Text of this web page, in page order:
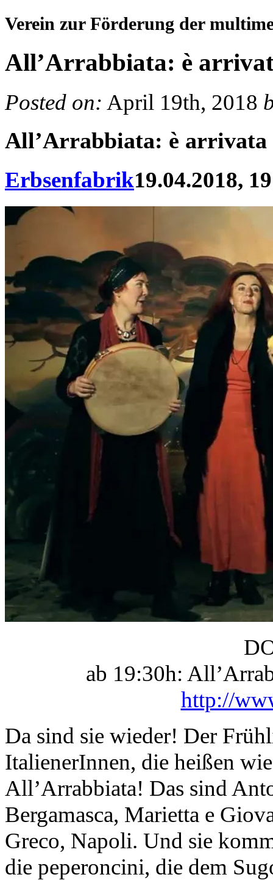
Verein zur Förderung der
All’Arrabbiata: è
Posted on: April 19th, 2018
All’Arrabbiata: è
Erbsenfabrik19.04.2018,
ab 19:30h:
http://
Da sind sie wieder! Der
ItalienerInnen, die heißen
All’Arrabbiata! Das sind
Bergamasca, Marietta e
Greco, Napoli. Und sie
die peperoncini, die dem